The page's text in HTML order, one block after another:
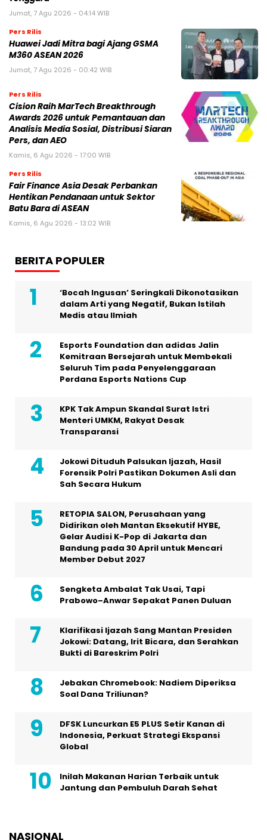
Jumat, 7 Agu 2026 - 04:14 WIB
Pers Rilis
Huawei Jadi Mitra bagi Ajang GSMA
M360 ASEAN 2026
Jumat, 7 Agu 2026 - 00:42 WIB
Pers Rilis
Cision Raih MarTech Breakthrough
Awards 2026 untuk Pemantauan dan
Analisis Media Sosial, Distribusi Siaran
Pers, dan AEO
Kamis, 6 Agu 2026 - 17:00 WIB
Pers Rilis
Fair Finance Asia Desak Perbankan
Hentikan Pendanaan untuk Sektor
Batu Bara di ASEAN
Kamis, 6 Agu 2026 - 13:02 WIB
BERITA POPULER
‘Bocah Ingusan’ Seringkali Dikonotasikan
dalam Arti yang Negatif, Bukan Istilah
Medis atau Ilmiah
Esports Foundation dan adidas Jalin
Kemitraan Bersejarah untuk Membekali
Seluruh Tim pada Penyelenggaraan
Perdana Esports Nations Cup
KPK Tak Ampun Skandal Surat Istri
Menteri UMKM, Rakyat Desak
Transparansi
Jokowi Dituduh Palsukan Ijazah, Hasil
Forensik Polri Pastikan Dokumen Asli dan
Sah Secara Hukum
RETOPIA SALON, Perusahaan yang
Didirikan oleh Mantan Eksekutif HYBE,
Gelar Audisi K-Pop di Jakarta dan
Bandung pada 30 April untuk Mencari
Member Debut 2027
Sengketa Ambalat Tak Usai, Tapi
Prabowo–Anwar Sepakat Panen Duluan
Klarifikasi Ijazah Sang Mantan Presiden
Jokowi: Datang, Irit Bicara, dan Serahkan
Bukti di Bareskrim Polri
Jebakan Chromebook: Nadiem Diperiksa
Soal Dana Triliunan?
DFSK Luncurkan E5 PLUS Setir Kanan di
Indonesia, Perkuat Strategi Ekspansi
Global
Inilah Makanan Harian Terbaik untuk
Jantung dan Pembuluh Darah Sehat
NASIONAL